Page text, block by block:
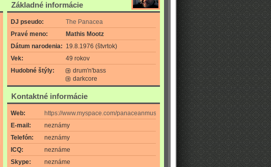
Základné informácie
DJ pseudo:
The Panacea
Pravé meno:
Mathis Mootz
Dátum narodenia: 19.8.1976 (štvrtok)
Vek:
49 rokov
Hudobné štýly:
drum'n'bass
darkcore
Kontaktné informácie
Web:
https://www.myspace.com/panaceanmusic
E-mail:
neznámy
Telefón:
neznámy
ICQ:
neznáme
Skype:
neznáme